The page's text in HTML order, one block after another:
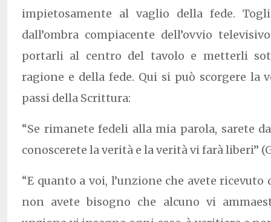
impietosamente al vaglio della fede.
dall’ombra compiacente dell’ovvio
portarli al centro del tavolo e metterli
ragione e della fede. Qui si può scorgere la
passi della Scrittura:
“Se rimanete fedeli alla mia parola, sarete
conoscerete la verità e la verità vi farà liberi”
“E quanto a voi, l’unzione che avete
non avete bisogno che alcuno vi